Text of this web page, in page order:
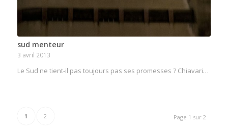
sud menteur
3 avril 2013
Le Sud ne tient-il pas toujours pas ses promesses ? Chiavari…
Page 1 sur 2
1 2